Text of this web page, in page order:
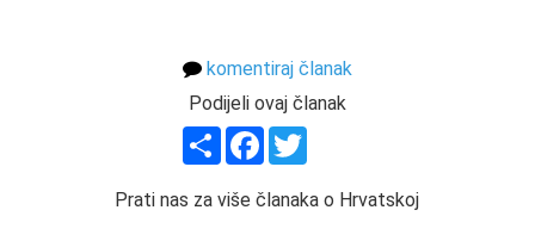
komentiraj članak
Podijeli ovaj članak
ShareFacebook
Prati nas za više članaka o Hrvatskoj